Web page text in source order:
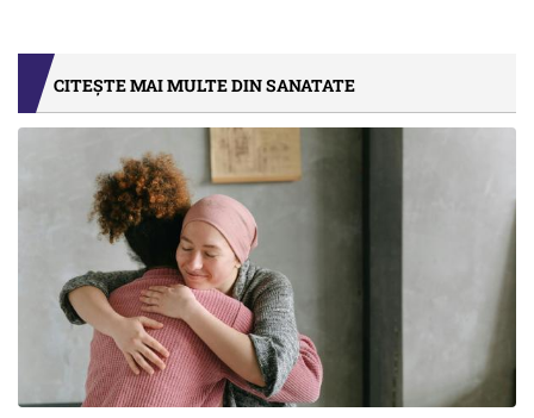
CITEȘTE MAI MULTE DIN SANATATE